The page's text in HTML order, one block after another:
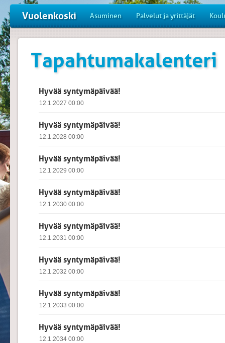
Vuolenkoski Asuminen Palvelut ja yrittäjät
Tapahtumakalenteri
Hyvää syntymäpäivää!
12.1.2027 00:00
Hyvää syntymäpäivää!
12.1.2028 00:00
Hyvää syntymäpäivää!
12.1.2029 00:00
Hyvää syntymäpäivää!
12.1.2030 00:00
Hyvää syntymäpäivää!
12.1.2031 00:00
Hyvää syntymäpäivää!
12.1.2032 00:00
Hyvää syntymäpäivää!
12.1.2033 00:00
Hyvää syntymäpäivää!
12.1.2034 00:00